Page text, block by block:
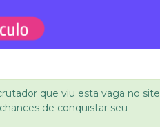
que viu esta vaga no site
de conquistar seu